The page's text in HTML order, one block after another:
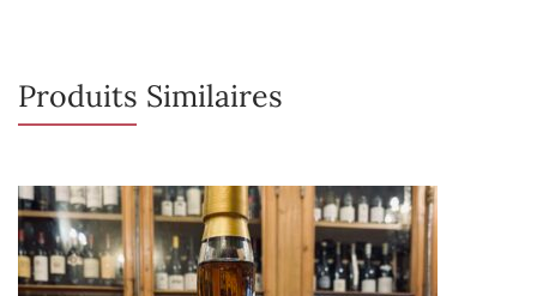
Produits Similaires
Rupture de stock